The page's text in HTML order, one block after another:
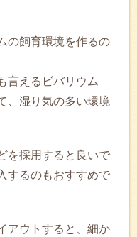
の飼育環境を作るの
言えるビバリウム
、湿り気の多い環境
を採用すると良いで
するのもおすすめで
アウトすると、細か